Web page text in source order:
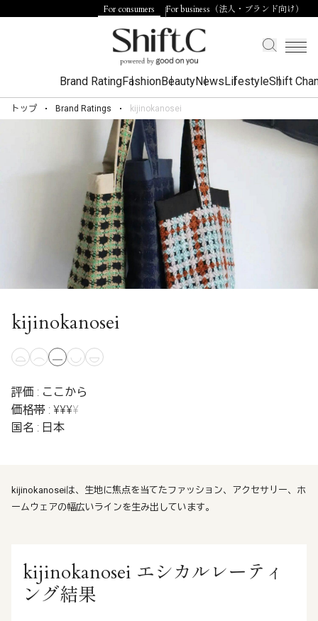
For consumers For business（法人・ブランド向け）
Brand RatingFashionBeautyNewsLifestyleShift
トップ Brand Ratings kijinokanosei
kijinokanosei
評価 : ここから
価格帯 : ¥¥¥¥
国名 : 日本
kijinokanoseiは、生地に焦点を当てたファッション、アクセサリー、ホ
ームウェアの幅広いラインを生み出しています。
kijinokanosei エシカルレーティ
ング結果